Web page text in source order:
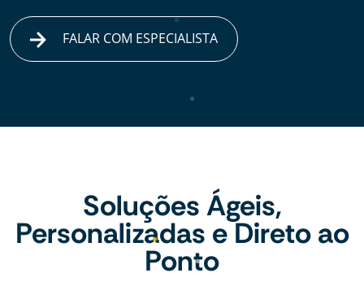
FALAR COM ESPECIALISTA
Soluções Ágeis,
Personalizadas e Direto ao
Ponto